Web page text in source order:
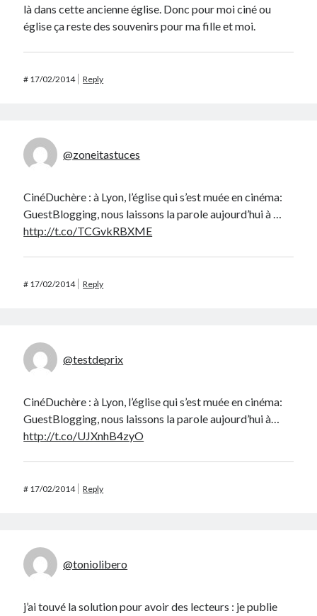
là dans cette ancienne église. Donc pour moi ciné ou
église ça reste des souvenirs pour ma fille et moi.
# 17/02/2014 Reply
@zoneitastuces
CinéDuchère : à Lyon, l’église qui s’est muée en cinéma:
GuestBlogging, nous laissons la parole aujourd’hui à …
http://t.co/TCGvkRBXME
# 17/02/2014 Reply
@testdeprix
CinéDuchère : à Lyon, l’église qui s’est muée en cinéma:
GuestBlogging, nous laissons la parole aujourd’hui à…
http://t.co/UJXnhB4zyO
# 17/02/2014 Reply
@toniolibero
j’ai touvé la solution pour avoir des lecteurs : je publie